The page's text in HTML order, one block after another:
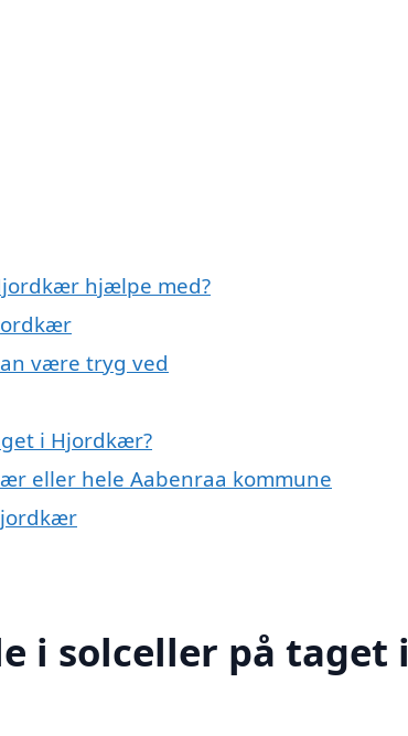
hjælpe med?
være tryg ved
i Hjordkær?
eller hele Aabenraa kommune
i solceller på taget i